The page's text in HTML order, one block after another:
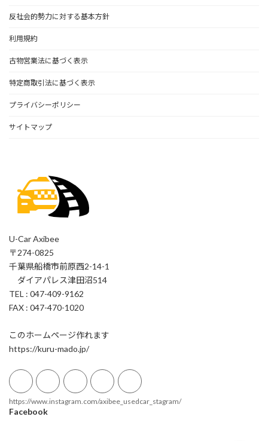
反社会的勢力に対する基本方針
利用規約
古物営業法に基づく表示
特定商取引法に基づく表示
プライバシーポリシー
サイトマップ
U-Car Axibee
〒274-0825
千葉県船橋市前原西2-14-1
ダイアパレス津田沼514
TEL : 047-409-9162
FAX : 047-470-1020
このホームページ作れます
https://kuru-mado.jp/
https://www.instagram.com/axibee_usedcar_stagram/
Facebook